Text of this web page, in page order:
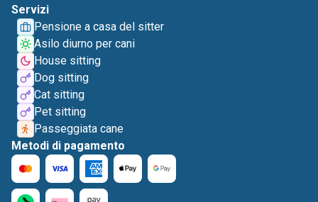
Servizi
Pensione a casa del sitter
Asilo diurno per cani
House sitting
Dog sitting
Cat sitting
Pet sitting
Passeggiata cane
Metodi di pagamento